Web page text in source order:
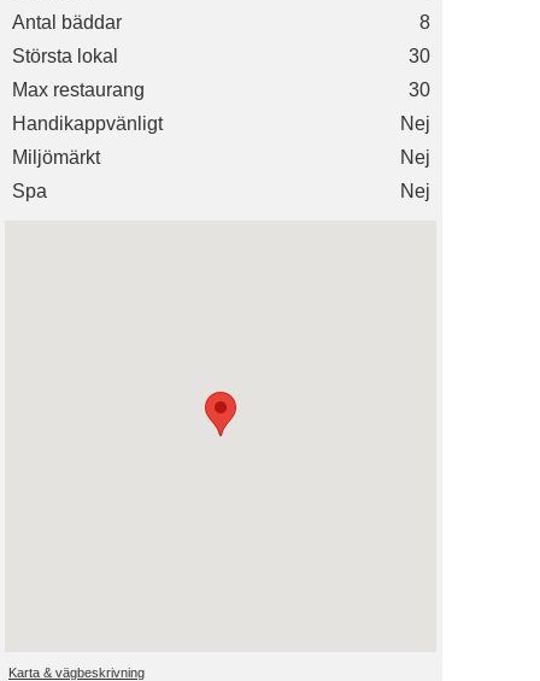
Antal bäddar
8
Största lokal
30
Max restaurang
30
Handikappvänligt
Nej
Miljömärkt
Nej
Spa
Nej
Karta & vägbeskrivning